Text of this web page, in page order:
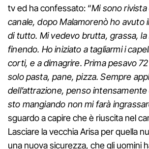
tv ed ha confessato: “Mi sono
canale, dopo Malamorenò ho avuto
di tutto. Mi vedevo brutta, grassa,
finendo. Ho iniziato a tagliarmi i
corti, e a dimagrire. Prima pesavo
solo pasta, pane, pizza. Sempre
dell’attrazione, penso
sto mangiando non mi farà
sguardo a capire che è riuscita nel
Lasciare la vecchia Arisa per quella
una nuova sicurezza, che gli uomini